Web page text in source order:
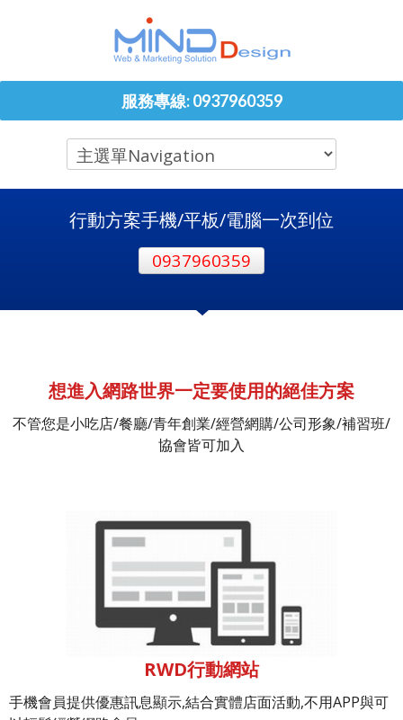
服務專線: 0937960359
行動方案手機/平板/電腦一次到位
0937960359
想進入網路世界一定要使用的絕佳方案
不管您是小吃店/餐廳/青年創業/經營網購/公司形象/補習班/
協會皆可加入
RWD行動網站
手機會員提供優惠訊息顯示,結合實體店面活動,不用APP與可